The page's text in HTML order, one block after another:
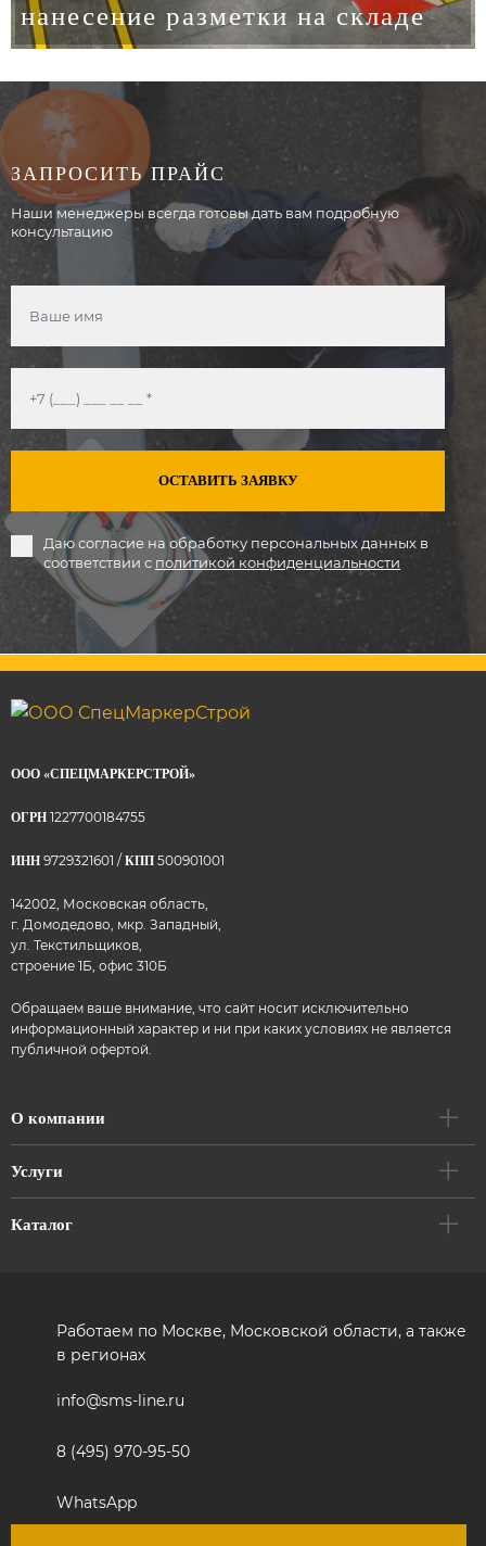
нанесение разметки на складе
ЗАПРОСИТЬ ПРАЙС
Наши менеджеры всегда готовы дать вам подробную
консультацию
ОСТАВИТЬ ЗАЯВКУ
Даю согласие на обработку персональных данных в
соответствии с политикой конфиденциальности
ООО «СПЕЦМАРКЕРСТРОЙ»
ОГРН 1227700184755
ИНН 9729321601 / КПП 500901001
142002, Московская область,
г. Домодедово, мкр. Западный,
ул. Текстильщиков,
строение 1Б, офис 310Б
Обращаем ваше внимание, что сайт носит исключительно
информационный характер и ни при каких условиях не является
публичной офертой.
О компании
Услуги
Каталог
Работаем по Москве, Московской области, а также
в регионах
info@sms-line.ru
8 (495) 970-95-50
WhatsApp